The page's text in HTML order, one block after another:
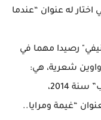
اختار له عنوان “عندما
رصيدا مهما في
شعرية، هي:
“الخيط الأخير” سنة 2007، و”زهرة الغريب” سنة 2014،
“غيمة ومرايا..